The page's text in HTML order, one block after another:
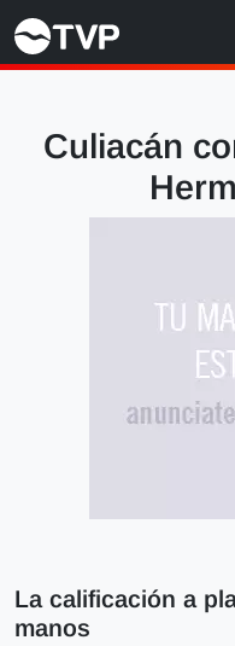
Culiacán
La calificación a
manos